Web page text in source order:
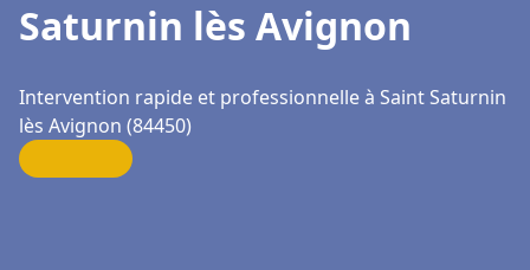
Saturnin lès Avignon
Intervention rapide et professionnelle à Saint Saturnin
lès Avignon (84450)